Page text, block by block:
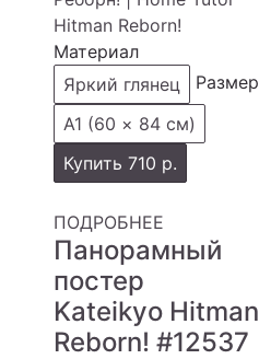
Материал
Яркий глянец
Размер
А1 (60 × 84 см)
Купить 710 р.
ПОДРОБНЕЕ
Панорамный
постер
Kateikyo Hitman
Reborn! #12537